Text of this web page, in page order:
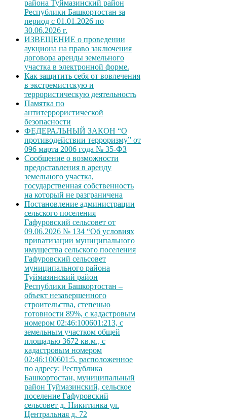
района Туймазинский район
Республики Башкортостан за
период с 01.01.2026 по
30.06.2026 г.
ИЗВЕЩЕНИЕ о проведении
аукциона на право заключения
договора аренды земельного
участка в электронной форме.
Как защитить себя от вовлечения
в экстремистскую и
террористическую деятельность
Памятка по
антитеррористической
безопасности
ФЕДЕРАЛЬНЫЙ ЗАКОН “О
противодействии терроризму” от
096 марта 2006 года № 35-ФЗ
Сообщение о возможности
предоставления в аренду
земельного участка,
государственная собственность
на который не разграничена
Постановление администрации
сельского поселения
Гафуровский сельсовет от
09.06.2026 № 134 “Об условиях
приватизации муниципального
имущества сельского поселения
Гафуровский сельсовет
муниципального района
Туймазинский район
Республики Башкортостан –
объект незавершенного
строительства, степенью
готовности 89%, с кадастровым
номером 02:46:100601:213, с
земельным участком общей
площадью 3672 кв.м., с
кадастровым номером
02:46:100601:5, расположенное
по адресу: Республика
Башкортостан, муниципальный
район Туймазинский, сельское
поселение Гафуровский
сельсовет д. Никитинка ул.
Центральная д. 72